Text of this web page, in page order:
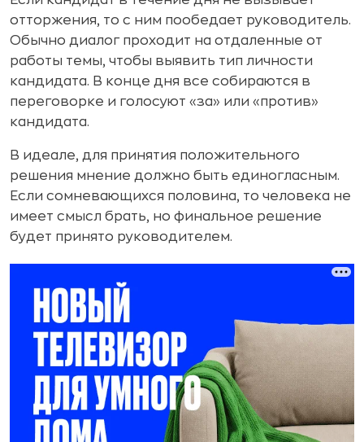
отторжения, то с ним пообедает руководитель.
Обычно диалог проходит на отдаленные от
работы темы, чтобы выявить тип личности
кандидата. В конце дня все собираются в
переговорке и голосуют «за» или «против»
кандидата.
В идеале, для принятия положительного
решения мнение должно быть единогласным.
Если сомневающихся половина, то человека не
имеет смысл брать, но финальное решение
будет принято руководителем.